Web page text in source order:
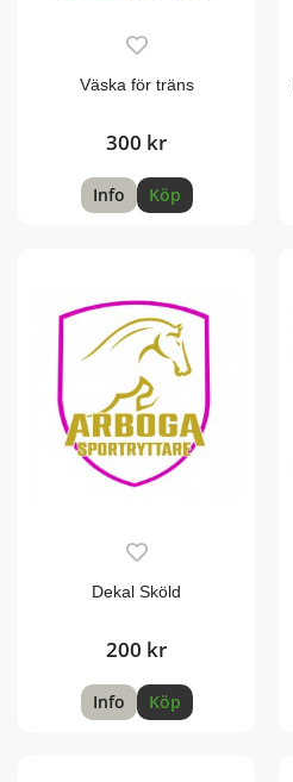
Väska för träns
300 kr
Info Köp
Dekal Sköld
200 kr
Info Köp